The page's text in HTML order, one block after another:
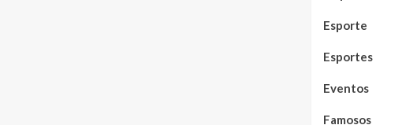
Esporte
Esportes
Eventos
Famosos